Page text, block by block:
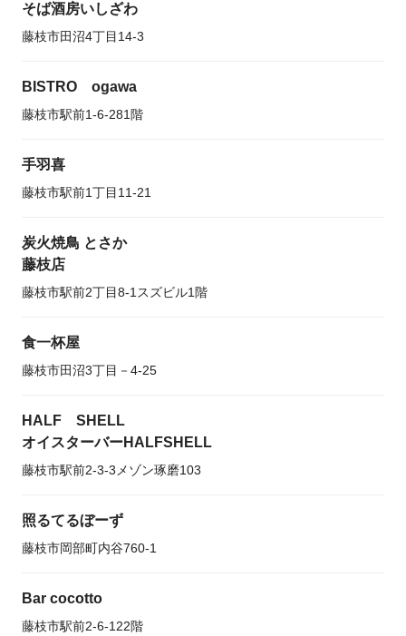
そば酒房いしざわ
藤枝市田沼4丁目14-3
BISTRO ogawa
藤枝市駅前1-6-281階
手羽喜
藤枝市駅前1丁目11-21
炭火焼鳥 とさか
藤枝店
藤枝市駅前2丁目8-1スズビル1階
食一杯屋
藤枝市田沼3丁目－4-25
HALF SHELL
オイスターバーHALFSHELL
藤枝市駅前2‐3‐3メゾン琢磨103
照るてるぼーず
藤枝市岡部町内谷760-1
Bar cocotto
藤枝市駅前2-6-122階